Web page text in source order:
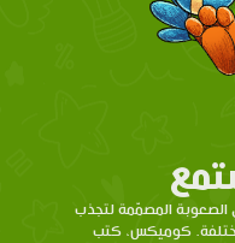
الصعوبة المصمّمة لتجذب
كوميكس، كتب